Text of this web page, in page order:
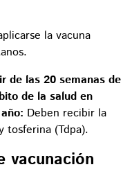
la vacuna
de las 20 semanas de
de la salud en
Deben recibir la
tosferina (Tdpa).
vacunación